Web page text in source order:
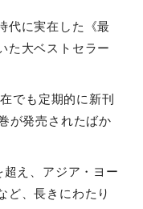
代に実在した《最
た大ベストセラー
でも定期的に新刊
が発売されたばか
え、アジア・ヨー
ど、長きにわたり